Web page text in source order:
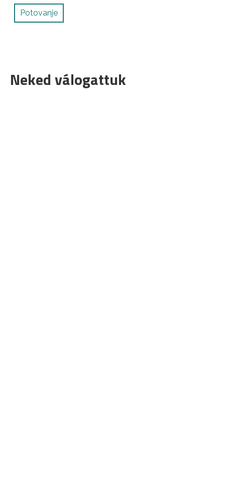
Potovanje
Neked válogattuk